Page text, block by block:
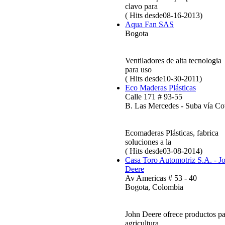
clavo para
( Hits desde08-16-2013)
Aqua Fan SAS
Bogota
Ventiladores de alta tecnologia
para uso
( Hits desde10-30-2011)
Eco Maderas Plásticas
Calle 171 # 93-55
B. Las Mercedes - Suba vía
Ecomaderas Plásticas, fabrica
soluciones a la
( Hits desde03-08-2014)
Casa Toro Automotriz S.A. -
Deere
Av Americas # 53 - 40
Bogota, Colombia
John Deere ofrece productos
agricultura,